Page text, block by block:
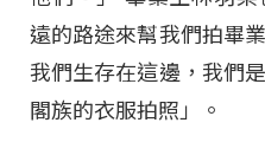
遠的路途來幫我們拍畢
我們生存在這邊，我們
閣族的衣服拍照」。